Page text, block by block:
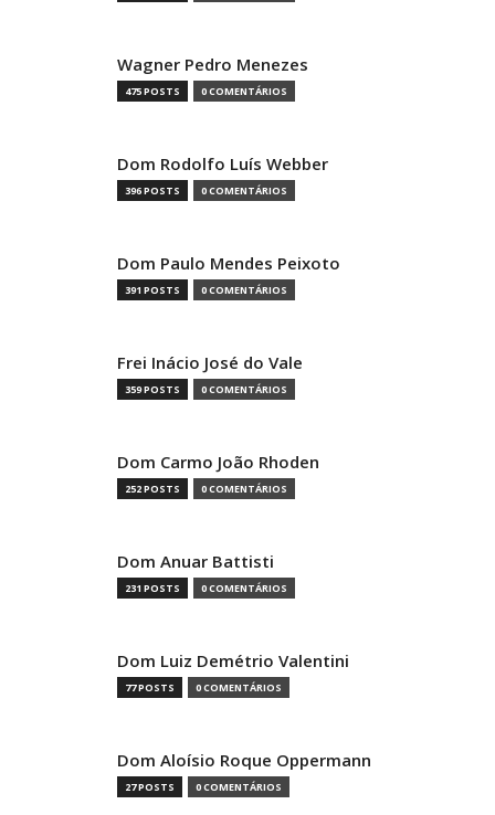
Wagner Pedro Menezes
475 POSTS 0 COMENTÁRIOS
Dom Rodolfo Luís Webber
396 POSTS 0 COMENTÁRIOS
Dom Paulo Mendes Peixoto
391 POSTS 0 COMENTÁRIOS
Frei Inácio José do Vale
359 POSTS 0 COMENTÁRIOS
Dom Carmo João Rhoden
252 POSTS 0 COMENTÁRIOS
Dom Anuar Battisti
231 POSTS 0 COMENTÁRIOS
Dom Luiz Demétrio Valentini
77 POSTS 0 COMENTÁRIOS
Dom Aloísio Roque Oppermann
27 POSTS 0 COMENTÁRIOS